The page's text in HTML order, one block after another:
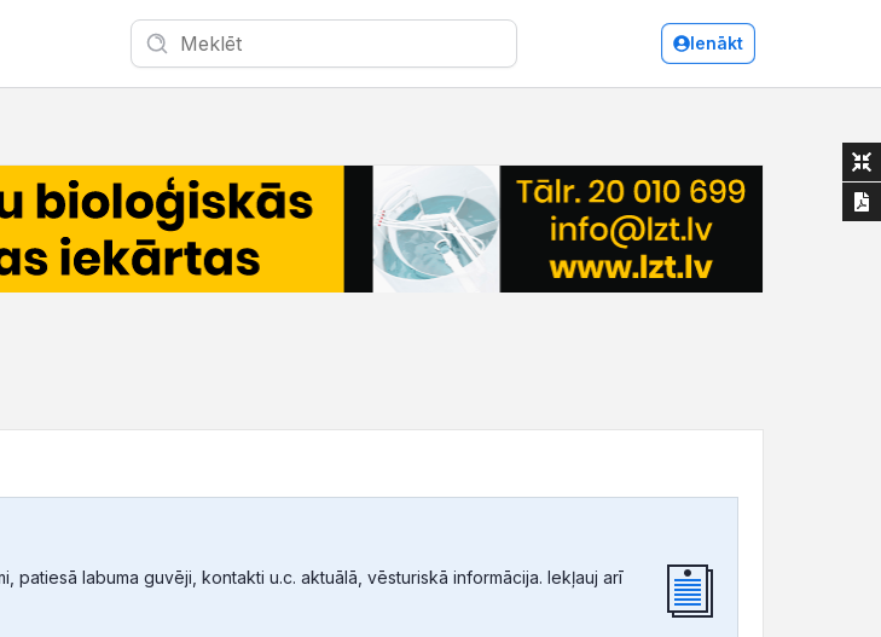
Ienākt
labuma guvēji, kontakti u.c. aktuālā, vēsturiskā informācija. Iekļauj arī